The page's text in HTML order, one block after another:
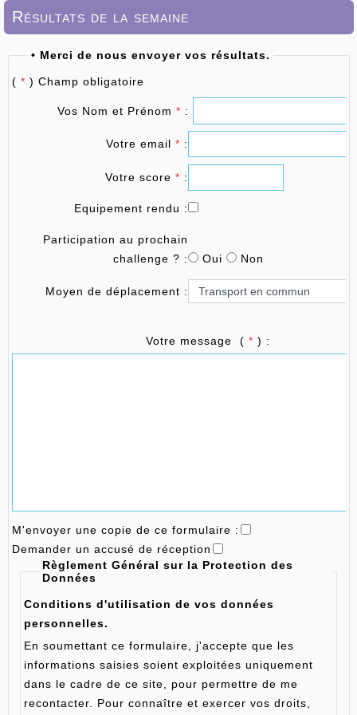
Résultats de la semaine
• Merci de nous envoyer vos résultats.
( * ) Champ obligatoire
Vos Nom et Prénom * :
Votre email* :
Votre score* :
Equipement rendu :
Participation au prochain
challenge ? :
Oui Non
Moyen de déplacement :
Votre message ( * ) :
M'envoyer une copie de ce formulaire :
Demander un accusé de réception
Règlement Général sur la Protection des
Données
Conditions d'utilisation de vos données
personnelles.
En soumettant ce formulaire, j'accepte que les
informations saisies soient exploitées uniquement
dans le cadre de ce site, pour permettre de me
recontacter. Pour connaître et exercer vos droits,